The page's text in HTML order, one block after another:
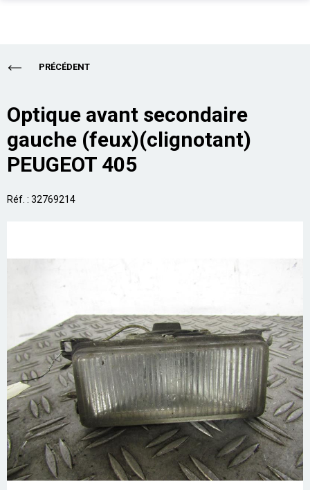
Total
Acheter
ENLÈVEMENT EPAVE
SUR PLACE
PRO
ASSURANCE
Mon compte
Appelez-nous
01 60 48 23 09
PRÉCÉDENT
Optique avant secondaire
gauche (feux)(clignotant)
PEUGEOT 405
Réf. : 32769214